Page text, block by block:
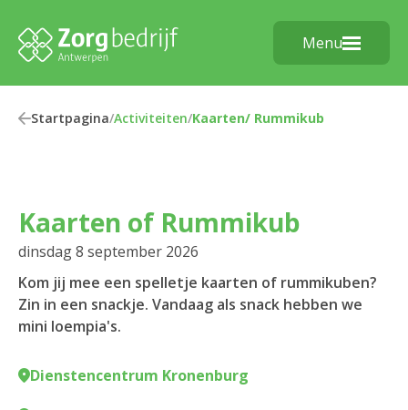
Menu
Startpagina/Activiteiten/Kaarten/ Rummikub
Kaarten of Rummikub
dinsdag 8 september 2026
Kom jij mee een spelletje kaarten of rummikuben?
Zin in een snackje. Vandaag als snack hebben we
mini loempia's.
Dienstencentrum Kronenburg